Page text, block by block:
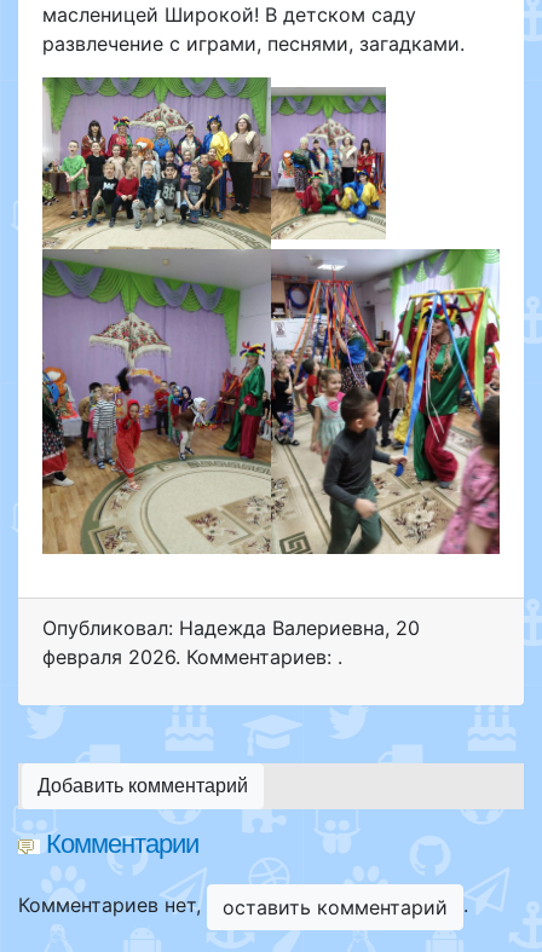
масленицей Широкой! В детском саду
развлечение с играми, песнями, загадками.
Опубликовал: Надежда Валериевна, 20
февраля 2026. Комментариев: .
Добавить комментарий
Комментарии
Комментариев нет, оставить комментарий .